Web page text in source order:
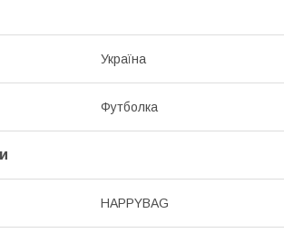
Україна
Футболка
HAPPYBAG